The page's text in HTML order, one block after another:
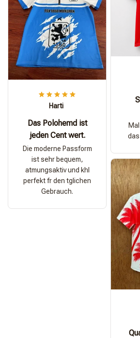
Harti
Das Polohemd ist
jeden Cent wert.
Die moderne Passform
ist sehr bequem,
atmungsaktiv und khl
perfekt fr den tglichen
Gebrauch.